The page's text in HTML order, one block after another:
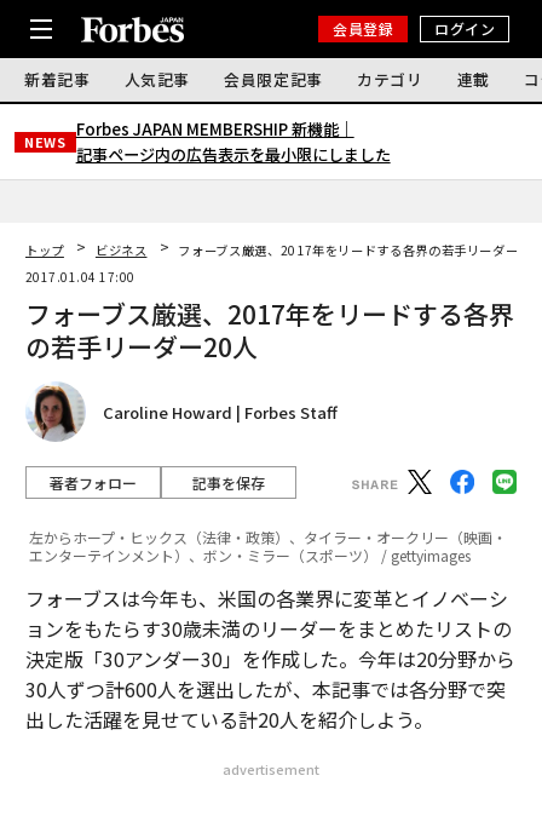
会員登録 ログイン
新着記事 人気記事 会員限定記事 カテゴリ 連載
NEWS
Forbes JAPAN MEMBERSHIP 新機能｜
記事ページ内の広告表示を最小限にしました
トップ ビジネス
フォーブス厳選、2017年をリードする各界の若手リーダー20
2017.01.04 17:00
フォーブス厳選、2017年をリードする各界
の若手リーダー20人
Caroline Howard | Forbes Staff
著者フォロー 記事を保存
左からホープ・ヒックス（法律・政策）、タイラー・オークリー（映画・
エンターテインメント）、ボン・ミラー（スポーツ） / gettyimages
フォーブスは今年も、米国の各業界に変革とイノベーシ
ョンをもたらす30歳未満のリーダーをまとめたリストの
決定版「30アンダー30」を作成した。今年は20分野から
30人ずつ計600人を選出したが、本記事では各分野で突
出した活躍を見せている計20人を紹介しよう。
advertisement